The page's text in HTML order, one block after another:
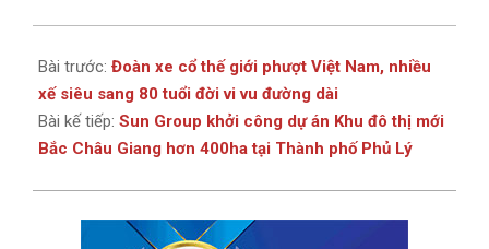
Bài trước: Đoàn xe cổ thế giới phượt Việt Nam, nhiều
xế siêu sang 80 tuổi đời vi vu đường dài
Bài kế tiếp: Sun Group khởi công dự án Khu đô thị mới
Bắc Châu Giang hơn 400ha tại Thành phố Phủ Lý